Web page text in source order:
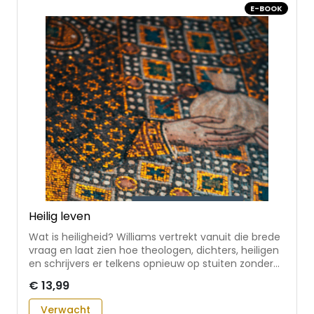
betekenisvolle plaats heeft * met inspiratie uit
Bijbelse verhalen en teksten
E-BOOK
Heilig leven
Wat is heiligheid? Williams vertrekt vanuit die brede
vraag en laat zien hoe theologen, dichters, heiligen
en schrijvers er telkens opnieuw op stuiten zonder
traditie krijgt het begrip vervolgens een concrete
gestalte, van de Regel van Benedictus tot tot
€ 13,99
Verwacht